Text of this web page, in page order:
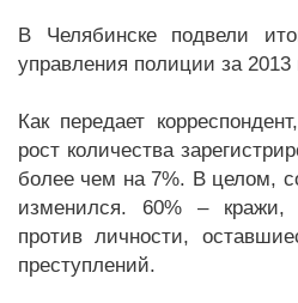
В Челябинске подвели
управления полиции за 2013
Как передает
рост количества
более чем на 7%. В целом,
изменился. 60% – кражи,
против личности,
преступлений.